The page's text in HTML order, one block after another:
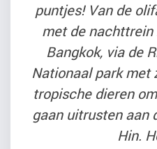
puntjes! Van de
met de
Bangkok, via de
Nationaal park met
tropische dieren
gaan uitrusten aan
Hin.